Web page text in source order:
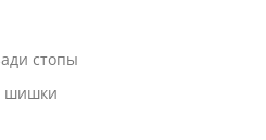
стопы
шишки